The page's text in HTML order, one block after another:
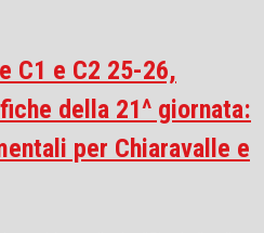
C1 e C2 25-26,
della 21^ giornata:
per Chiaravalle e